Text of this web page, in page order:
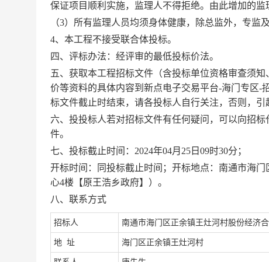
保证项目顺利实施，监理人不得拒绝。由此增加的
（3） 所有监理人员均须身体健康，除总监外，专监
4、 本工程不接受联合体投标。
四、评标办法： 经评审的最低投标价法。
五、获取本工程招标文件 （含投标单位资格审查须
价等资料的具体内容到 新点电子交易平台-海门专区-
标文件截止时结束，请各投标人自行关注，否则，引
六、投投标人若对招标文件有任何疑问 ，可以向招标
件。
七、投标截止时间 ： 2024年04月25日 09时30分 ；
开标时间：同投标截止时间；开标地点： 南通市海门
心4楼【原王浩乡政府】） 。
八、联系方式
招标人 南通市海门区正余镇王灶河村股份经济
地 址 海门区正余镇王灶河村